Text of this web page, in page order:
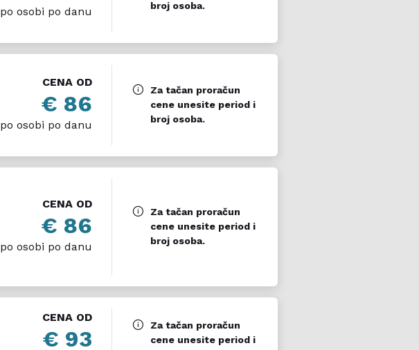
po osobi po danu
broj osoba.
CENA OD
€ 86
po osobi po danu
Za tačan proračun
cene unesite period i
broj osoba.
CENA OD
€ 86
po osobi po danu
Za tačan proračun
cene unesite period i
broj osoba.
CENA OD
€ 93
Za tačan proračun
cene unesite period i